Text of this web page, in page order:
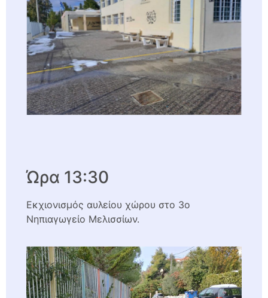
Ώρα 13:30
Εκχιονισμός αυλείου χώρου στο 3ο
Νηπιαγωγείο Μελισσίων.